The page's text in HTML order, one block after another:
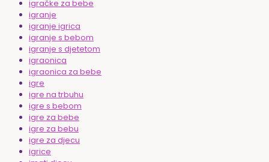
igračke za bebe
igranje
igranje igrica
igranje s bebom
igranje s djetetom
igraonica
igraonica za bebe
igre
igre na trbuhu
igre s bebom
igre za bebe
igre za bebu
igre za djecu
igrice